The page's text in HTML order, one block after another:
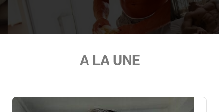
A LA UNE